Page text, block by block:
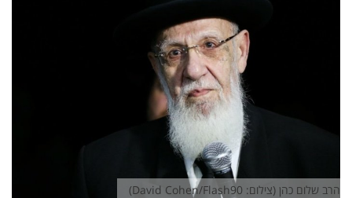
הרב שלום כהן (צילום: David Cohen/Flash90)